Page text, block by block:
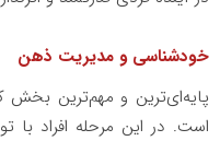
خودشناسی و مدیریت ذهن
پایه‌ای‌ترین و مهم‌ترین بخش
است. در این مرحله افراد با